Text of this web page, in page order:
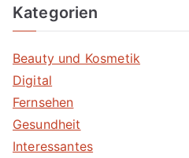
Kategorien
Beauty und Kosmetik
Digital
Fernsehen
Gesundheit
Interessantes